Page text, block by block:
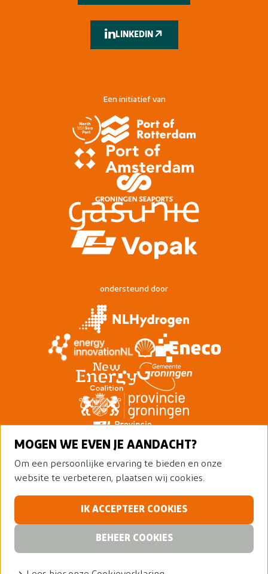
LINKEDIN
Een initiatief van
ondersteund door
© 2026 Nederland Waterstofland
Alle rechten voorbehouden
Privacy policy
MOGEN WE EVEN JE AANDACHT?
Om een persoonlijke ervaring te bieden en onze
website te verbeteren, plaatsen wij cookies.
IK ACCEPTEER COOKIES
BEHEER COOKIES